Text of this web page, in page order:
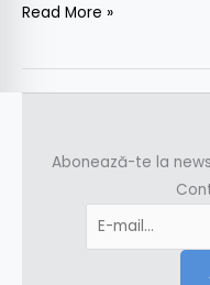
Read More »
Abonează-te la